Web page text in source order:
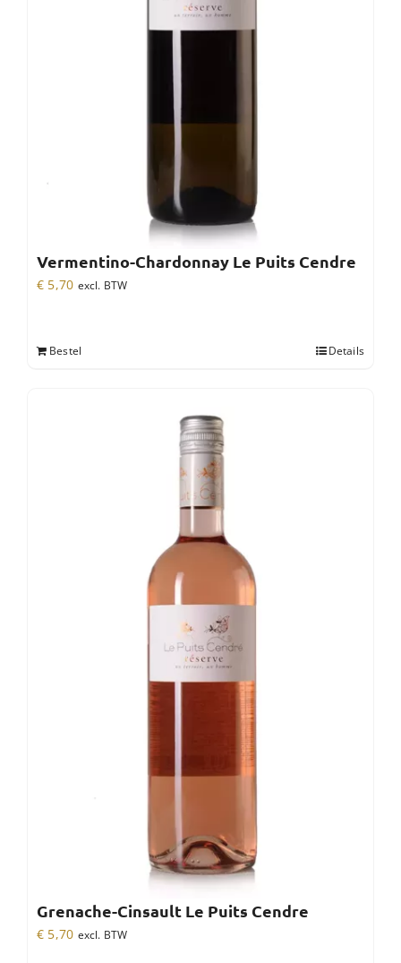
Vermentino-Chardonnay Le Puits Cendre
€ 5,70 excl. BTW
Bestel Details
Grenache-Cinsault Le Puits Cendre
€ 5,70 excl. BTW